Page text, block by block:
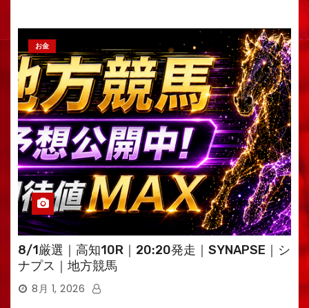
お金
8/1厳選｜高知10R｜20:20発走｜SYNAPSE｜シ
ナプス｜地方競馬
8月 1, 2026